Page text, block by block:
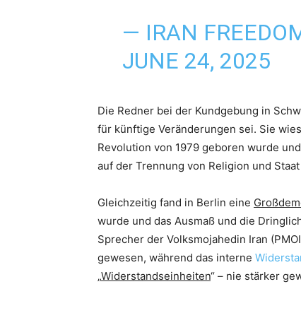
— IRAN
JUNE 24, 2025
Die Redner bei der Kundgebung in
für künftige Veränderungen sei. Sie
Revolution von 1979 geboren wurde
auf der Trennung von Religion und
Gleichzeitig fand in Berlin eine
wurde und das Ausmaß und die
Sprecher der Volksmojahedin Iran
gewesen, während das interne
„Widerstandseinheiten“ – nie stärker